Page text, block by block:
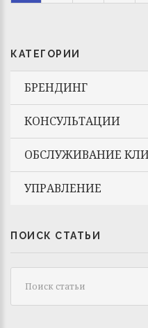
КАТЕГОРИИ
БРЕНДИНГ
КОНСУЛЬТАЦИИ
ОБСЛУЖИВАНИЕ
УПРАВЛЕНИЕ
ПОИСК СТАТЬИ